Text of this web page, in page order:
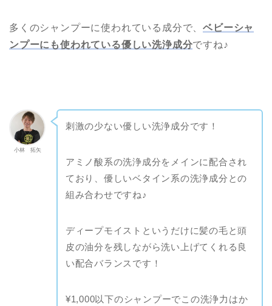
多くのシャンプーに使われている成分で、ベビーシャ
ンプーにも使われている優しい洗浄成分ですね♪
小林 拓矢
刺激の少ない優しい洗浄成分です！
アミノ酸系の洗浄成分をメインに配合され
ており、優しいベタイン系の洗浄成分との
組み合わせですね♪
ディープモイストというだけに髪の毛と頭
皮の油分を残しながら洗い上げてくれる良
い配合バランスです！
¥1,000以下のシャンプーでこの洗浄力はか